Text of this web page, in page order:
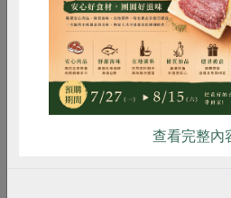
雞蛋 食安 共同
查看完整內